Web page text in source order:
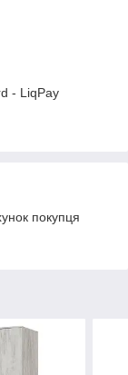
- LiqPay
покупця